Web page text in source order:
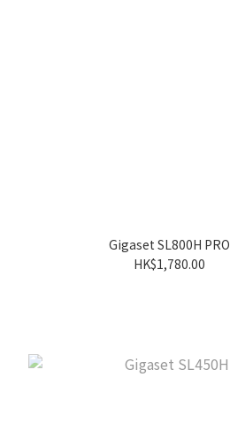
Gigaset SL800H PRO
HK$1,780.00